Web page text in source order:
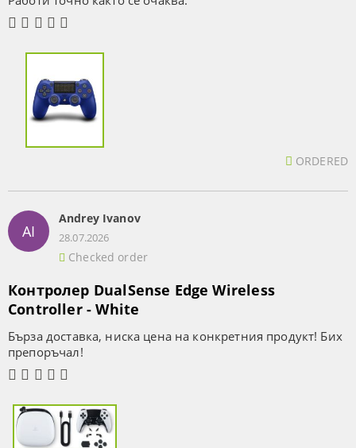
ORDERED
AI
Andrey Ivanov
28.07.2026
Checked order
Контролер DualSense Edge Wireless
Controller - White
Бърза доставка, ниска цена на конкретния продукт! Бих
препоръчал!